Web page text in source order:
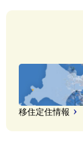
移住定住情報